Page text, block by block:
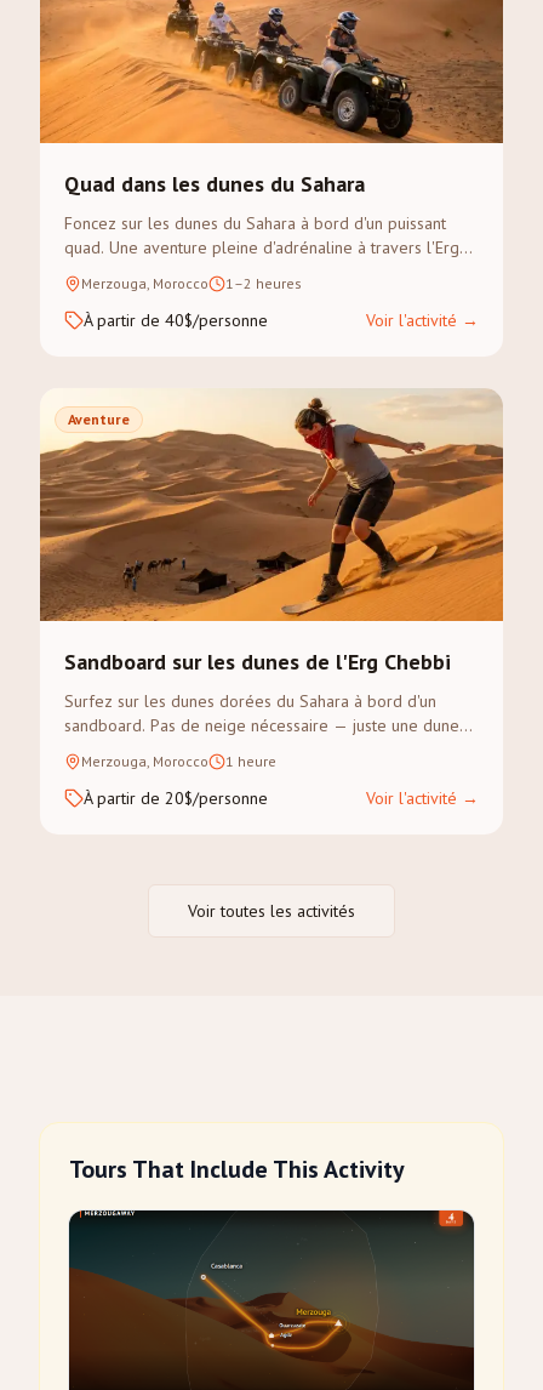
Quad dans les dunes du Sahara
Foncez sur les dunes du Sahara à bord d'un puissant
quad. Une aventure pleine d'adrénaline à travers l'Erg
Chebbi — aucune expérience nécessaire.
Merzouga, Morocco 1–2 heures
À partir de 40$/personne Voir l'activité →
Aventure
Sandboard sur les dunes de l'Erg Chebbi
Surfez sur les dunes dorées du Sahara à bord d'un
sandboard. Pas de neige nécessaire — juste une dune
escarpée et un sens de l'aventure.
Merzouga, Morocco 1 heure
À partir de 20$/personne Voir l'activité →
Voir toutes les activités
Tours That Include This Activity